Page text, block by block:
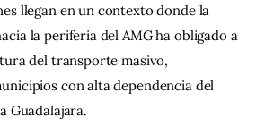
llegan en un contexto donde la
la periferia del AMG ha obligado a
del transporte masivo,
con alta dependencia del
Guadalajara.